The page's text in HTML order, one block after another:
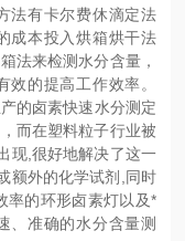
法有卡尔费休滴定法
成本投入烘箱烘干法
法来检测水分含量，
的提高工作效率。
的卤素快速水分测定
而在塑料粒子行业被
现,很好地解决了这一
额外的化学试剂,同时
率的环形卤素灯以及*
、准确的水分含量测